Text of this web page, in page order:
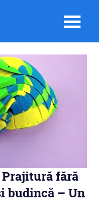
fără
budincă – Un